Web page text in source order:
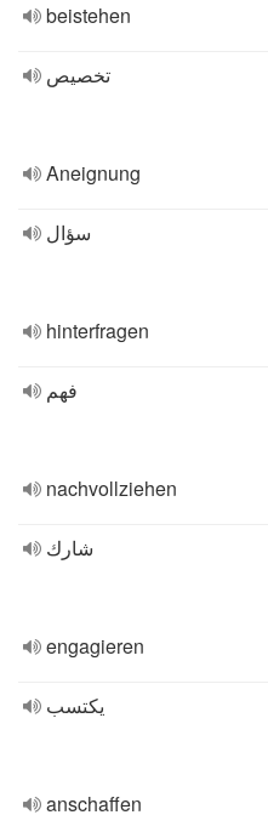
beistehen
تخصيص
Aneignung
سؤال
hinterfragen
فهم
nachvollziehen
شارك
engagieren
يكتسب
anschaffen